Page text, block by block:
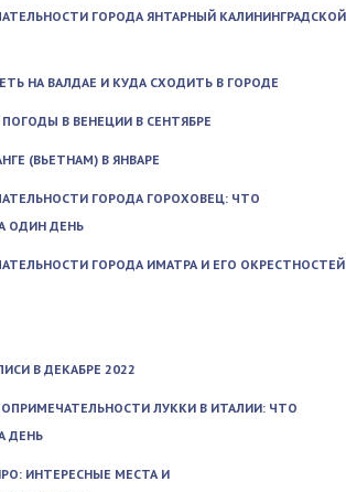
ГОРОДА ЯНТАРНЫЙ КАЛИНИНГРАДСКОЙ
НА ВАЛДАЕ И КУДА СХОДИТЬ В ГОРОДЕ
В ВЕНЕЦИИ В СЕНТЯБРЕ
(ВЬЕТНАМ) В ЯНВАРЕ
ГОРОДА ГОРОХОВЕЦ: ЧТО
ОДИН ДЕНЬ
ГОРОДА ИМАТРА И ЕГО ОКРЕСТНОСТЕЙ
В ДЕКАБРЕ 2022
ЛУККИ В ИТАЛИИ: ЧТО
ДЕНЬ
ИНТЕРЕСНЫЕ МЕСТА И